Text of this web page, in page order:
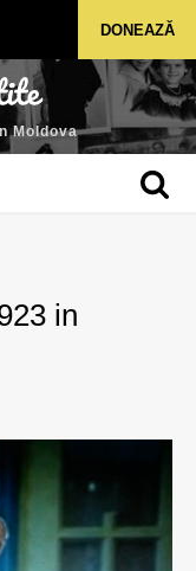
din MoldovaDONEAZĂ
Moldova
in